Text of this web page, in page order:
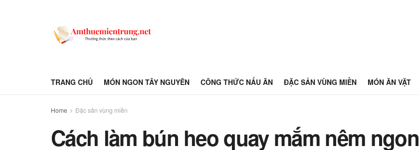
TRANG CHỦ MÓN NGON TÂY NGUYÊN CÔNG THỨC NẤU ĂN ĐẶC SẢN VÙNG MIỀN MÓN ĂN VẶT
Home Đặc sản vùng miền
Cách làm bún heo quay mắm nêm ngon